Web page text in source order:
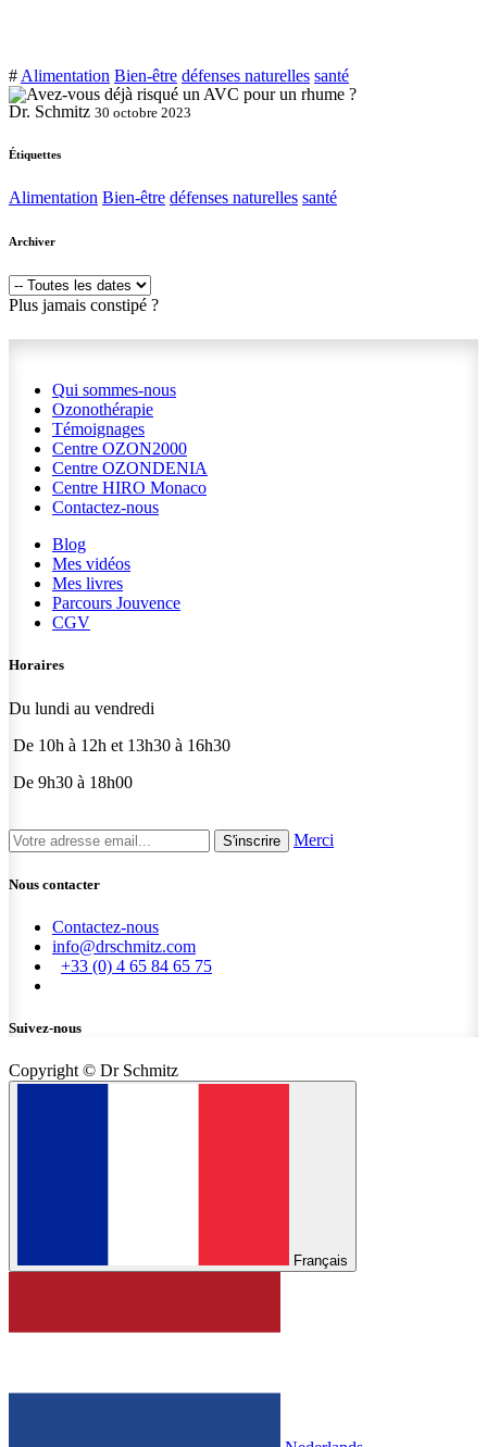
# Alimentation Bien-être défenses naturelles santé
Dr. Schmitz 30 octobre 2023
Étiquettes
Alimentation Bien-être défenses naturelles santé
Archiver
Plus jamais constipé ?
Qui sommes-nous
Ozonothérapie
Témoignages
Centre OZON2000
Centre OZONDENIA
Centre HIRO Monaco
Contactez-nous
Blog
Mes vidéos
Mes livres
Parcours Jouvence
CGV
Horaires
Du lundi au vendredi
De 10h à 12h et 13h30 à 16h30
De 9h30 à 18h00
S'inscrire Merci
Nous contacter
Contactez-nous
info@drschmitz.com
+33 (0) 4 65 84 65 75
Suivez-nous
Copyright © Dr Schmitz
Français